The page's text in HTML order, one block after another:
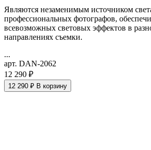
Являются незаменимым источником
профессиональных фотографов,
всевозможных световых эффектов в
направлениях съемки.
...
арт. DAN-2062
12 290 ₽
12 290 ₽ В корзину